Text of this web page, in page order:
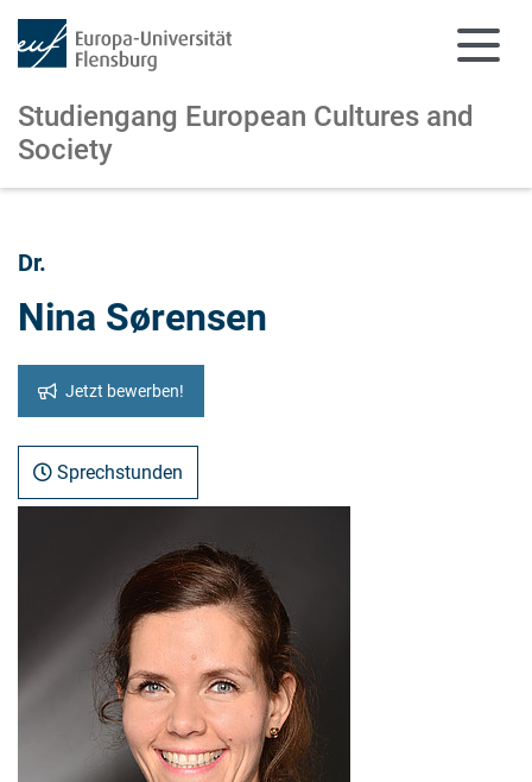
Studiengang European Cultures and
Society
Dr.
Nina Sørensen
Jetzt bewerben!
Sprechstunden